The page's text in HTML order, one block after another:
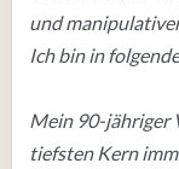
und
Ich bin in
Mein 90-jähriger
tiefsten Kern